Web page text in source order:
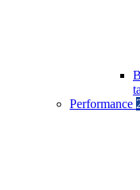
Performance